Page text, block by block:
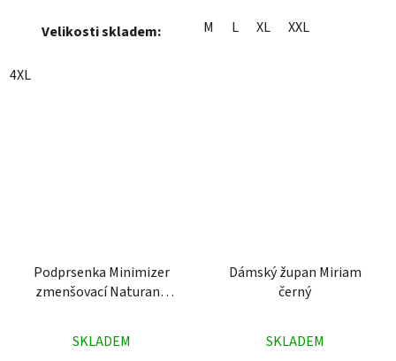
Velikosti skladem:
4XL
M L XL XXL
Podprsenka Minimizer
zmenšovací Naturana
hodnocení
SKLADEM
Dámský župan Miriam
černý
hodnocení
SKLADEM